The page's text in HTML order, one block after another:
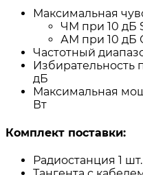
Максимальная
ЧМ при 10 дБ
АМ при 10 дБ
Частотный
Избирательность
дБ
Максимальная
Вт
Комплект поставки:
Радиостанция 1 шт.